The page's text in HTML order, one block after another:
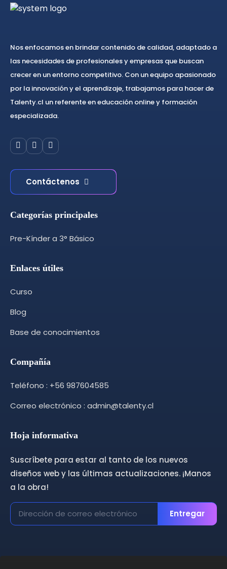
Nos enfocamos en brindar contenido de calidad, adaptado a
las necesidades de profesionales y empresas que buscan
crecer en un entorno competitivo. Con un equipo apasionado
por la innovación y el aprendizaje, trabajamos para hacer de
Talenty.cl un referente en educación online y formación
especializada.
Contáctenos
Categorías principales
Pre-Kínder a 3° Básico
Enlaces útiles
Curso
Blog
Base de conocimientos
Compañía
Teléfono : +56 987604585
Correo electrónico : admin@talenty.cl
Hoja informativa
Suscríbete para estar al tanto de los nuevos
diseños web y las últimas actualizaciones. ¡Manos
a la obra!
Entregar